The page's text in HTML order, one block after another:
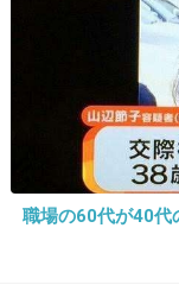
16. 匿名2014/11/07(金) 21:29:15
ドラゴン桜な
職場の60代が40代